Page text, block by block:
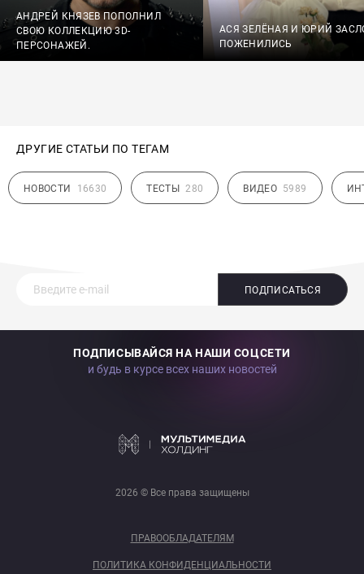
АНДРЕЙ КНЯЗЕВ ПОПОЛНИЛ
СВОЮ КОЛЛЕКЦИЮ 3D-
ПЕРСОНАЖЕЙ.
АСЯ ЗЕЛЁНАЯ И ЮРИЙ
ПОЖЕНИЛИСЬ
ДРУГИЕ СТАТЬИ ПО ТЕГАМ
НОВОСТИ 16630 ТЕСТЫ 280 ВИДЕО 5989
ПОДПИСАТЬСЯ
ПОДПИСЫВАЙСЯ НА НАШИ СОЦСЕТИ
и будь в курсе всех наших новостей
2026 © Все права защищены
ПРАВООБЛАДАТЕЛЯМ
ПОЛИТИКА КОНФИДЕНЦИАЛЬНОСТИ